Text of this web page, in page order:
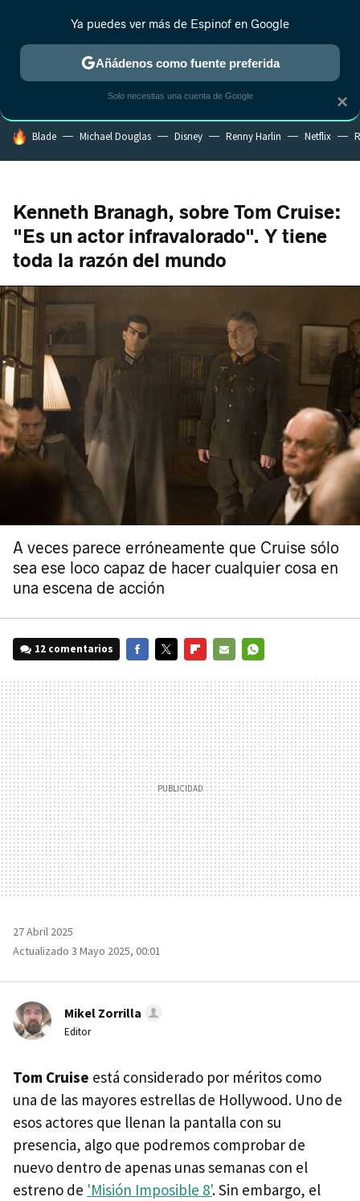
ESTRENOS REALITY ANIME RANKINGS CINE
HOY SE HABLA DE
Blade Michael Douglas Disney Renny Harlin Netflix
Kenneth Branagh, sobre Tom Cruise:
"Es un actor infravalorado". Y tiene
toda la razón del mundo
A veces parece erróneamente que Cruise sólo
sea ese loco capaz de hacer cualquier cosa en
una escena de acción
12 comentarios
MAIL
27 Abril 2025
Actualizado 3 Mayo 2025, 00:01
Mikel Zorrilla
Editor
Tom Cruise está considerado por méritos como
una de las mayores estrellas de Hollywood. Uno de
esos actores que llenan la pantalla con su
presencia, algo que podremos comprobar de
nuevo dentro de apenas unas semanas con el
estreno de 'Misión Imposible 8'. Sin embargo, el
×
Ya puedes ver más de Espinof en Google
Añádenos como fuente preferida
Solo necesitas una cuenta de Google